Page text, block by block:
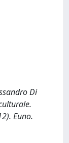
Di
Euno.